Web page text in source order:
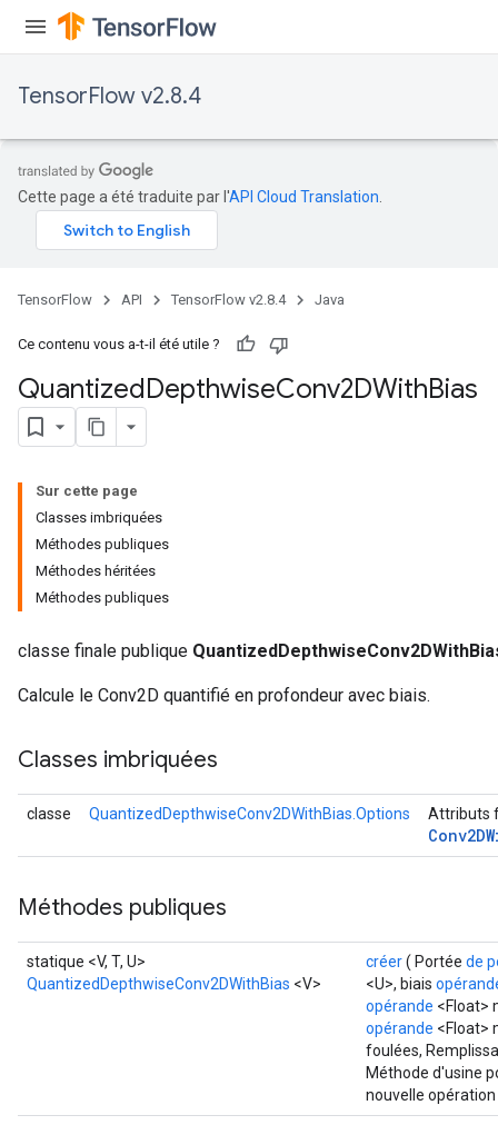
TensorFlow v2.8.4
Cette page a été traduite par l'API Cloud Translation
TensorFlow API TensorFlow v2.8.4 Java
Ce contenu vous a-t-il été utile ?
QuantizedDepthwiseConv2DWithBias
Sur cette page
Classes imbriquées
Méthodes publiques
Méthodes héritées
Méthodes publiques
classe finale publique
Calcule le Conv2D quantifié en profondeur avec biais.
Classes imbriquées
classe QuantizedDepthwiseConv2DWithBias.Options Attributs
Méthodes publiques
statique <V, T, U>
QuantizedDepthwiseConv2DWithBias <V>
créer( Portée de
<U>, biais
opérande <Float>
opérande <Float>
foulées,
Méthode d'usine
nouvelle